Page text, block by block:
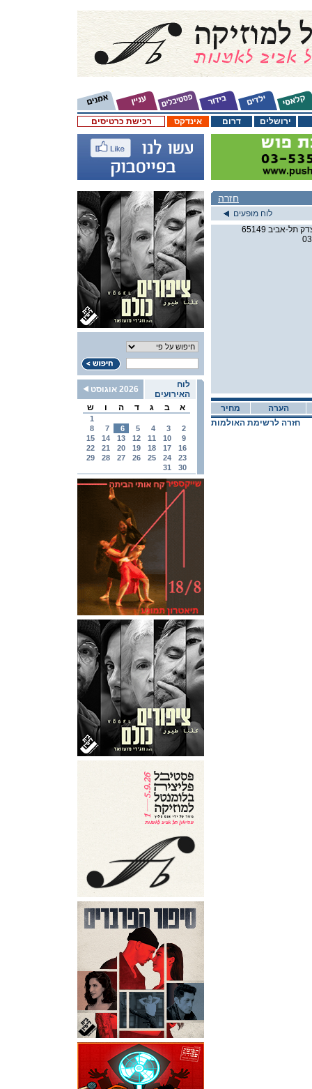
רכישת כרטיסים אינדקס דרום ירושלים
לוח
האירועים
2026 אוגוסט
א
ב ג ד ה ו ש
1
2
3
4
5
6
7
8
9
10
11
12
13
14
15
16
17
18
19
20
21
22
23
24
25
26
27
28
29
30
31
חזרה
לוח מופעים
מחיר
הערה
חזרה לרשימת האולמות